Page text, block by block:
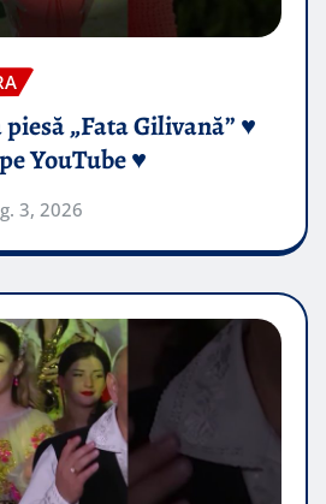
„Fata Gilivană” ♥️
YouTube ♥️
3, 2026